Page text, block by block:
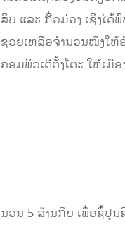
ສິບ ແລະ ກີ່ວມ່ວງ ເຊິ່ງໄດ້
ຊ່ວຍເຫລືອຈໍານວນໜຶ່ງໃຫ້
ຄອມພິວເຕີຕັ້ງໂຕະ ໃຫ້ເມື
ນວນ 5 ລ້ານກີບ ເພື່ອຊື້ປູນ